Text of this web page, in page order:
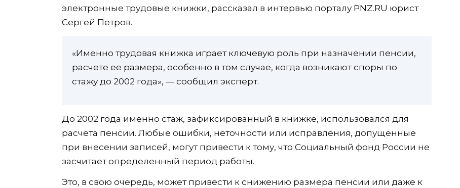
электронные трудовые книжки, рассказал в интервью порталу PNZ.RU юрист
Сергей Петров.
«Именно трудовая книжка играет ключевую роль при назначении пенсии,
расчете ее размера, особенно в том случае, когда возникают споры по
стажу до 2002 года», — сообщил эксперт.
До 2002 года именно стаж, зафиксированный в книжке, использовался для
расчета пенсии. Любые ошибки, неточности или исправления, допущенные
при внесении записей, могут привести к тому, что Социальный фонд России не
засчитает определенный период работы.
Это, в свою очередь, может привести к снижению размера пенсии или даже к